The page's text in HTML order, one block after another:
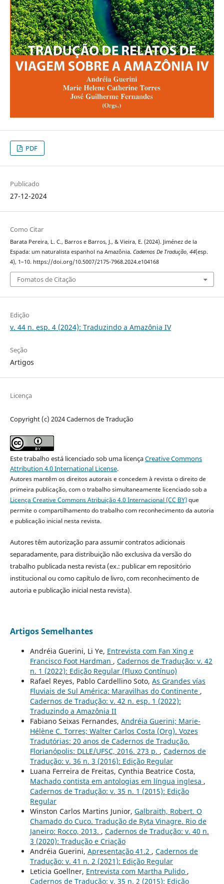
PDF
Publicado
27-12-2024
Como Citar
Barata Pereira, L. C., Barros e Barros, J., & Vieira, E. (2024). Jiménez de la
Espada: um naturalista espanhol na Amazônia. Cadernos De Tradução, 44(esp.
4), 1–10. https://doi.org/10.5007/2175-7968.2024.e104168
Fomatos de Citação
Edição
v. 44 n. esp. 4 (2024): Traduzindo a Amazônia IV
Seção
Artigos
Licença
Copyright (c) 2024 Cadernos de Tradução
Este trabalho está licenciado sob uma licençaCreative Commons
Attribution 4.0 International License.
Autores mantêm os direitos autorais e concedem à revista o direito de
primeira publicação, com o trabalho simultaneamente licenciado sob a
Licença Creative Commons Atribuição 4.0 Internacional (CC BY)que
permite o compartilhamento do trabalho com reconhecimento da autoria
e publicação inicial nesta revista.
Autores têm autorização para assumir contratos adicionais
separadamente, para distribuição não exclusiva da versão do
trabalho publicada nesta revista (ex.: publicar em repositório
institucional ou como capítulo de livro, com reconhecimento de
autoria e publicação inicial nesta revista).
Artigos Semelhantes
Andréia Guerini, Li Ye, Entrevista com Fan Xing e
Francisco Foot Hardman , Cadernos de Tradução: v. 42
n. 1 (2022): Edição Regular (Fluxo Contínuo)
Rafael Reyes, Pablo Cardellino Soto, As Grandes vías
Fluviais de Sul América: Maravilhas do Continente ,
Cadernos de Tradução: v. 42 n. esp. 1 (2022):
Traduzindo a Amazônia II
Fabiano Seixas Fernandes, Andréia Guerini; Marie-
Hélène C. Torres; Walter Carlos Costa (Org). Vozes
Tradutórias: 20 anos de Cadernos de Tradução.
Florianópolis: DLLE/UFSC, 2016. 273 p. , Cadernos de
Tradução: v. 36 n. 3 (2016): Edição Regular
Luana Ferreira de Freitas, Cynthia Beatrice Costa,
Machado contista em antologias em língua inglesa ,
Cadernos de Tradução: v. 35 n. 1 (2015): Edição
Regular
Winston Carlos Martins Junior, Galbraith, Robert. O
Chamado do Cuco. Tradução de Ryta Vinagre. Rio de
Janeiro: Rocco, 2013. , Cadernos de Tradução: v. 40 n.
3 (2020): Tradução e Criação
Andréia Guerini, Apresentação 41.2 , Cadernos de
Tradução: v. 41 n. 2 (2021): Edição Regular
Leticia Goellner, Entrevista com Martha Pulido ,
Cadernos de Tradução: v. 35 n. 2 (2015): Edição